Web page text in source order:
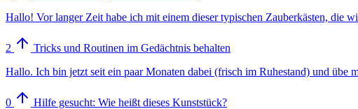
Hallo! Vor langer Zeit habe ich mit einem dieser typischen Zauberkästen, die
2
Tricks und Routinen im Gedächtnis behalten
Hallo. Ich bin jetzt seit ein paar Monaten dabei (frisch im Ruhestand) und übe
0
Hilfe gesucht: Wie heißt dieses Kunststück?